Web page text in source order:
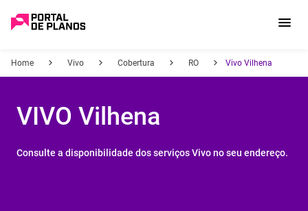
Home Vivo Cobertura RO Vivo Vilhena
VIVO Vilhena
Consulte a disponibilidade dos serviços Vivo no seu endereço.